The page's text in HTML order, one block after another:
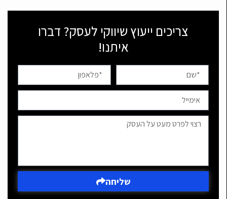
צריכים ייעוץ שיווקי לעסק? דברו
איתנו!
שליחה